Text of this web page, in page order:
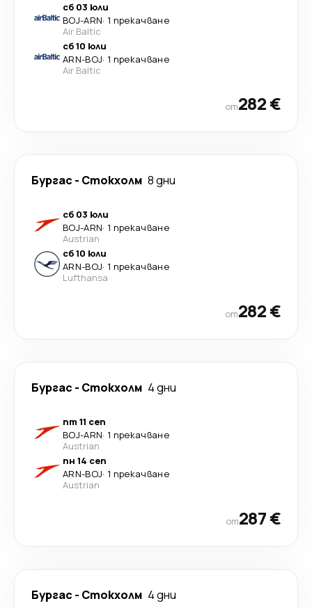
сб 03 юли
BOJ-ARN· 1 прекачване
Air Baltic
сб 10 юли
ARN-BOJ· 1 прекачване
Air Baltic
от282 €
Бургас - Стoкхолм 8 дни
сб 03 юли
BOJ-ARN· 1 прекачване
Austrian
сб 10 юли
ARN-BOJ· 1 прекачване
Lufthansa
от282 €
Бургас - Стoкхолм 4 дни
пт 11 сеп
BOJ-ARN· 1 прекачване
Austrian
пн 14 сеп
ARN-BOJ· 1 прекачване
Austrian
от287 €
Бургас - Стoкхолм 4 дни